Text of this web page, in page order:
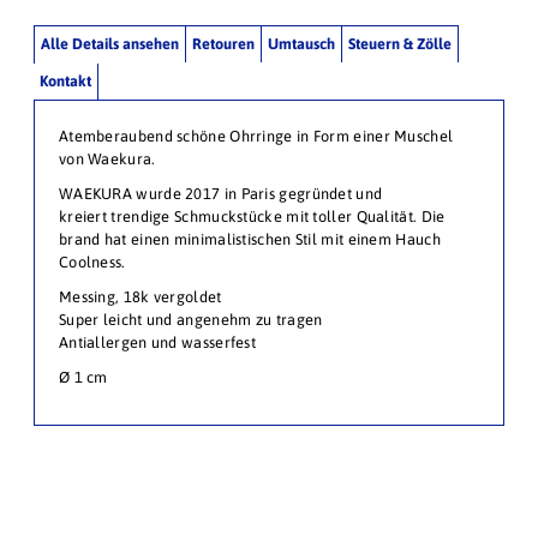
Alle Details ansehen Retouren Umtausch Steuern & Zölle
Kontakt
Atemberaubend schöne Ohrringe in Form einer Muschel
von Waekura.
WAEKURA wurde 2017 in Paris gegründet und
kreiert trendige Schmuckstücke mit toller Qualität. Die
brand hat einen minimalistischen Stil mit einem Hauch
Coolness.
Messing, 18k vergoldet
Super leicht und angenehm zu tragen
Antiallergen und wasserfest
Ø 1 cm